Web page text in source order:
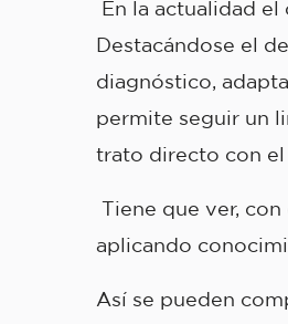
En la actualidad
Destacándose el
diagnóstico,
permite seguir un
trato directo con el
Tiene que ver,
aplicando
Así se pueden